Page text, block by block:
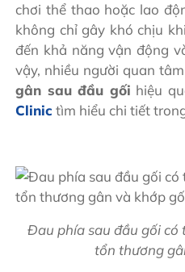
chơi thể thao hoặc lao
không chỉ gây khó chịu
đến khả năng vận động
vậy, nhiều người quan
gân sau đầu gối hiệu
Clinic tìm hiểu chi tiết
Đau phía sau đầu gối có
tổn thương